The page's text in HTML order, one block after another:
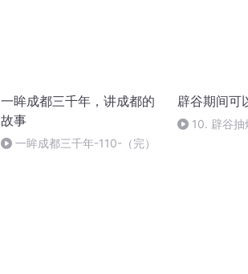
一眸成都三千年，讲成都的
故事
一眸成都三千年-110-（完）
辟谷期间可
10. 辟谷抽